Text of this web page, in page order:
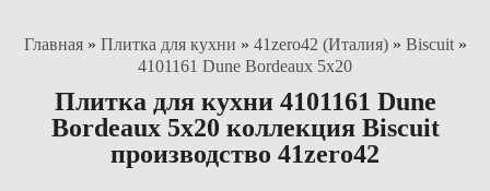
Главная » Плитка для кухни » 41zero42 (Италия) » Biscuit »
4101161 Dune Bordeaux 5x20
Плитка для кухни 4101161 Dune
Bordeaux 5x20 коллекция Biscuit
производство 41zero42